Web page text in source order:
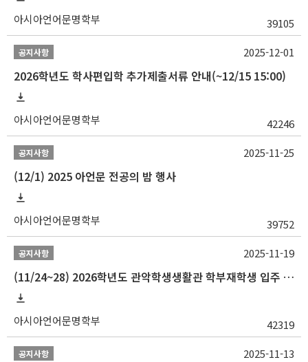
아시아언어문명학부 39105
공지사항
2026학년도 학사편입학 추가제출서류 안내(~12/15 15:00)
아시아언어문명학부 42246
2025-12-01
공지사항
(12/1) 2025 아언문 전공의 밤 행사
아시아언어문명학부 39752
2025-11-25
공지사항
(11/24~28) 2026학년도 관악학생생활관 학부재학생 입주 신청 일정 안내
아시아언어문명학부 42319
2025-11-19
공지사항 2025-11-13